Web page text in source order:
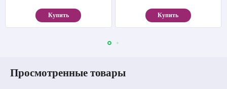
Купить Купить
Просмотренные товары